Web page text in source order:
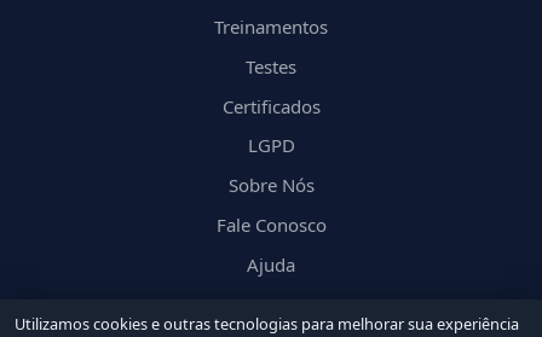
Treinamentos
Testes
Certificados
LGPD
Sobre Nós
Fale Conosco
Ajuda
Utilizamos cookies e outras tecnologias para melhorar sua experiência